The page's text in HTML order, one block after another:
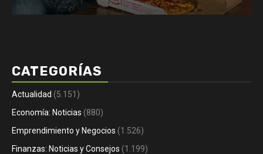
CATEGORÍAS
Actualidad (5.151)
Economía: Noticias (880)
Emprendimiento y Negocios (1.526)
Finanzas: Noticias y Consejos (1.199)